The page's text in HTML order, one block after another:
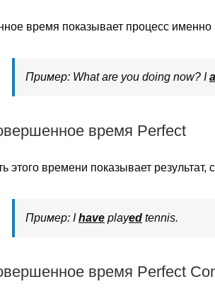
время показывает процесс именно
Пример: What are you doing now? I
время Perfect
этого времени показывает
Пример: Ihave played tennis.
время Perfect